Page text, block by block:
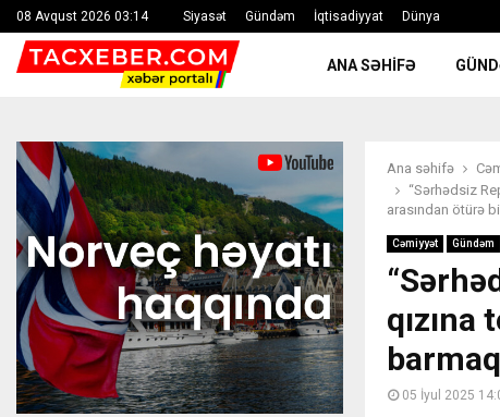
08 Avqust 2026 03:14 Siyasət Gündəm İqtisadiyyat Dünya
ANA SƏHIFƏ
Ana səhifə
“Sərhədsiz
arasından ötürə
Cəmiyyət Gündəm
05 İyul 2025